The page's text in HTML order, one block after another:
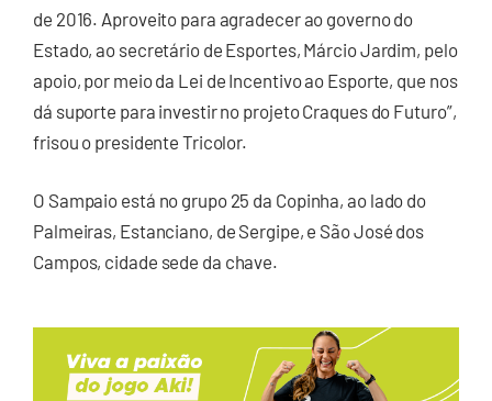
de 2016. Aproveito para agradecer ao governo do
Estado, ao secretário de Esportes, Márcio Jardim, pelo
apoio, por meio da Lei de Incentivo ao Esporte, que nos
dá suporte para investir no projeto Craques do Futuro”,
frisou o presidente Tricolor.
O Sampaio está no grupo 25 da Copinha, ao lado do
Palmeiras, Estanciano, de Sergipe, e São José dos
Campos, cidade sede da chave.